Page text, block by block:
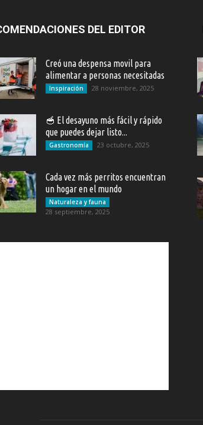
DEL EDITOR
Creó una despensa movil para
alimentar a personas necesitadas
Inspiración 28 noviembre, 2025
🥣 El desayuno más fácil y rápido
que puedes dejar listo...
Gastronomía 23 octubre, 2025
Cada vez más perritos encuentran
un hogar en el mundo
Naturaleza y fauna
28 septiembre, 2025